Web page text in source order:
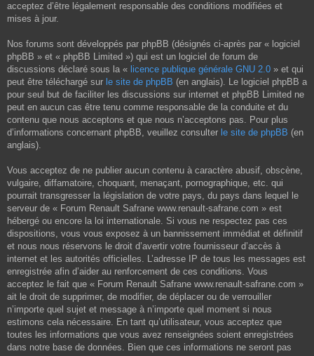
acceptez d’être légalement responsable des conditions modifiées et
mises à jour.
Nos forums sont développés par phpBB (désignés ci-après par « logiciel
phpBB » et « phpBB Limited ») qui est un logiciel de forum de
discussions déclaré sous la « licence publique générale GNU 2.0 » et qui
peut être téléchargé sur le site de phpBB (en anglais). Le logiciel phpBB a
pour seul but de faciliter les discussions sur internet et phpBB Limited ne
peut en aucun cas être tenu comme responsable de la conduite et du
contenu que nous acceptons et que nous n’acceptons pas. Pour plus
d’informations concernant phpBB, veuillez consulter le site de phpBB (en
anglais).
Vous acceptez de ne publier aucun contenu à caractère abusif, obscène,
vulgaire, diffamatoire, choquant, menaçant, pornographique, etc. qui
pourrait transgresser la législation de votre pays, du pays dans lequel le
serveur de « Forum Renault Safrane www.renault-safrane.com » est
hébergé ou encore la loi internationale. Si vous ne respectez pas ces
dispositions, vous vous exposez à un bannissement immédiat et définitif
et nous nous réservons le droit d’avertir votre fournisseur d’accès à
internet et les autorités officielles. L’adresse IP de tous les messages est
enregistrée afin d’aider au renforcement de ces conditions. Vous
acceptez le fait que « Forum Renault Safrane www.renault-safrane.com »
ait le droit de supprimer, de modifier, de déplacer ou de verrouiller
n’importe quel sujet et message à n’importe quel moment si nous
estimons cela nécessaire. En tant qu’utilisateur, vous acceptez que
toutes les informations que vous avez renseignées soient enregistrées
dans notre base de données. Bien que ces informations ne seront pas